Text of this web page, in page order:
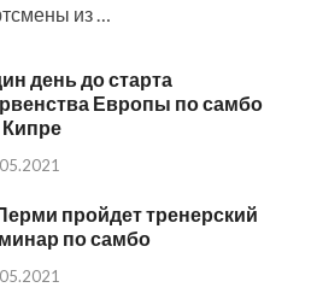
из …
день до старта
Европы по самбо
Кипре
пройдет тренерский
по самбо